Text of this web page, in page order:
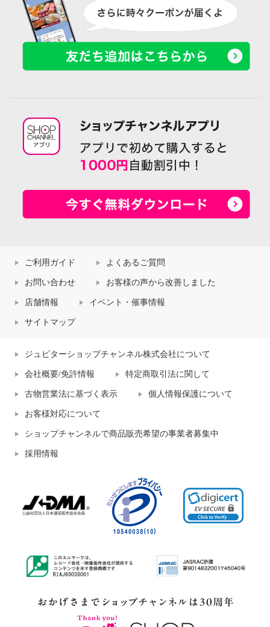
ご利用ガイド よくあるご質問
お問い合わせ お客様の声から改善しました
店舗情報 イベント・催事情報
サイトマップ
ジュピターショップチャンネル株式会社について
会社概要/免許情報 特定商取引法に関して
古物営業法に基づく表示 個人情報保護について
お客様対応について
ショップチャンネルで商品販売希望の事業者募集中
採用情報